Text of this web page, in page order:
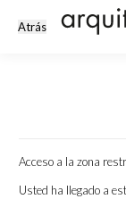
Acceso a la zona
Usted ha llegado a